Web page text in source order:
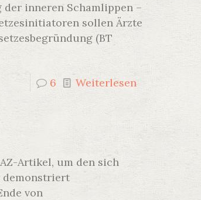
inneren Schamlippen –
sollen Ärzte
(BT
6 Weiterlesen
Artikel, um den sich
demonstriert
von